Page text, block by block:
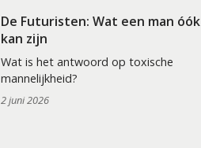
De Futuristen: Wat een man óók
kan zijn
Wat is het antwoord op toxische
mannelijkheid?
2 juni 2026